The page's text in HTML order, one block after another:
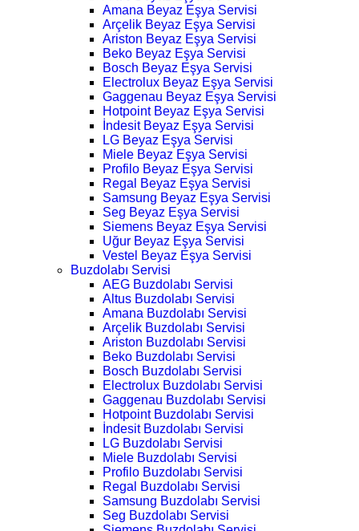
Amana Beyaz Eşya Servisi
Arçelik Beyaz Eşya Servisi
Ariston Beyaz Eşya Servisi
Beko Beyaz Eşya Servisi
Bosch Beyaz Eşya Servisi
Electrolux Beyaz Eşya Servisi
Gaggenau Beyaz Eşya Servisi
Hotpoint Beyaz Eşya Servisi
İndesit Beyaz Eşya Servisi
LG Beyaz Eşya Servisi
Miele Beyaz Eşya Servisi
Profilo Beyaz Eşya Servisi
Regal Beyaz Eşya Servisi
Samsung Beyaz Eşya Servisi
Seg Beyaz Eşya Servisi
Siemens Beyaz Eşya Servisi
Uğur Beyaz Eşya Servisi
Vestel Beyaz Eşya Servisi
Buzdolabı Servisi
AEG Buzdolabı Servisi
Altus Buzdolabı Servisi
Amana Buzdolabı Servisi
Arçelik Buzdolabı Servisi
Ariston Buzdolabı Servisi
Beko Buzdolabı Servisi
Bosch Buzdolabı Servisi
Electrolux Buzdolabı Servisi
Gaggenau Buzdolabı Servisi
Hotpoint Buzdolabı Servisi
İndesit Buzdolabı Servisi
LG Buzdolabı Servisi
Miele Buzdolabı Servisi
Profilo Buzdolabı Servisi
Regal Buzdolabı Servisi
Samsung Buzdolabı Servisi
Seg Buzdolabı Servisi